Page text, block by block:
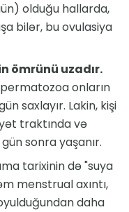
olduğu hallarda,
bilər, bu ovulasiya
ömrünü uzadır.
onların
saxlayır. Lakin, kişi
traktında və
sonra yaşanır.
tarixinin də "suya
menstrual axıntı,
daha